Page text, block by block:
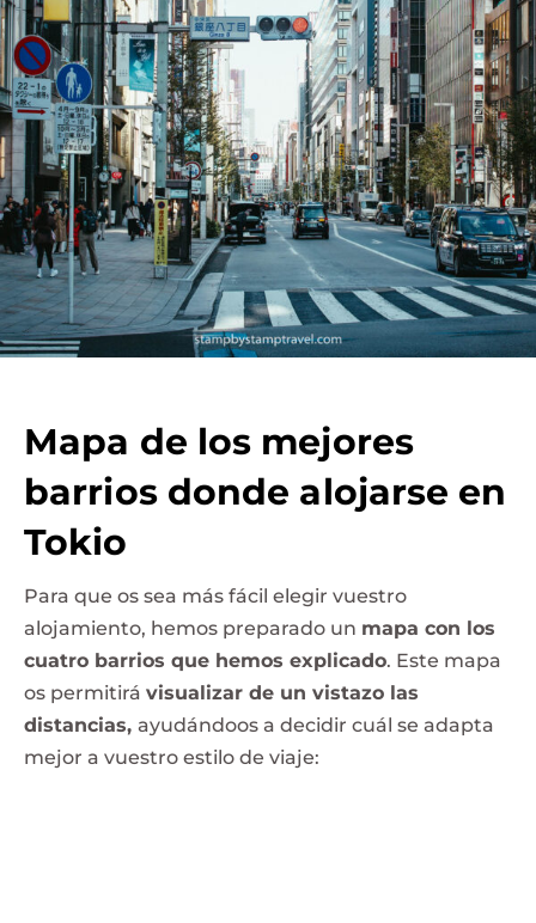
Mapa de los mejores
barrios donde alojarse en
Tokio
Para que os sea más fácil elegir vuestro
alojamiento, hemos preparado un mapa con los
cuatro barrios que hemos explicado. Este mapa
os permitirá visualizar de un vistazo las
distancias, ayudándoos a decidir cuál se adapta
mejor a vuestro estilo de viaje: